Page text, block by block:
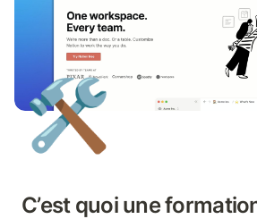
🛠️
C’est quoi une